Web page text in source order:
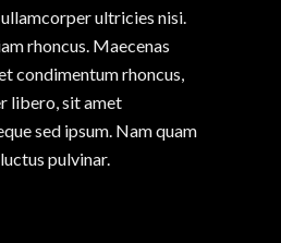
ultricies nisi.
rhoncus. Maecenas
condimentum rhoncus,
libero, sit amet
sed ipsum. Nam quam
pulvinar.